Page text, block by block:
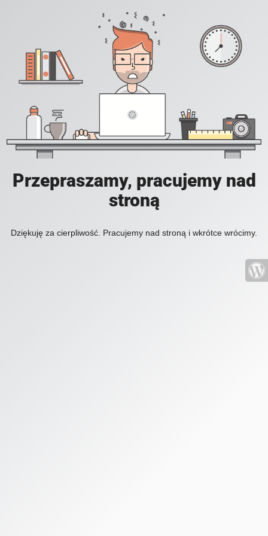
Przepraszamy, pracujemy nad
stroną
Dziękuję za cierpliwość. Pracujemy nad stroną i wkrótce wrócimy.